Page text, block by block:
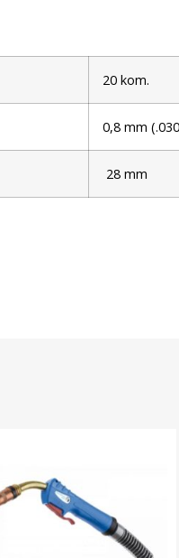
20 kom.
0,8 mm
28 mm